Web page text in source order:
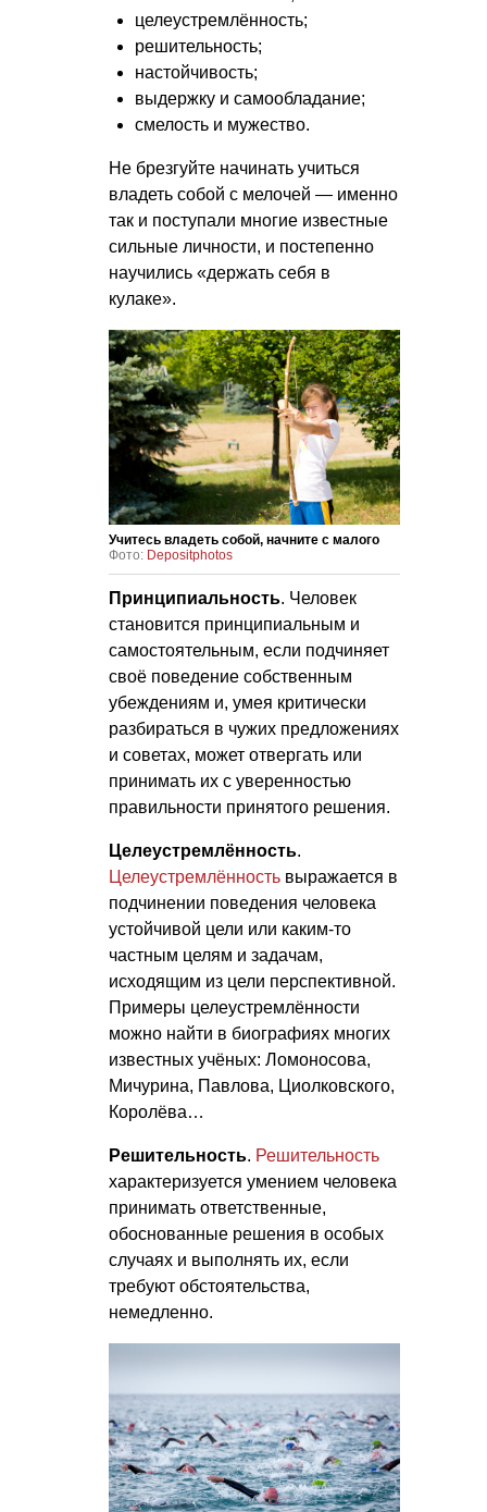
целеустремлённость;
решительность;
настойчивость;
выдержку и самообладание;
смелость и мужество.
Не брезгуйте начинать учиться
владеть собой с мелочей — именно
так и поступали многие известные
сильные личности, и постепенно
научились «держать себя в
кулаке».
Учитесь владеть собой, начните с малого
Фото: Depositphotos
Принципиальность. Человек
становится принципиальным и
самостоятельным, если подчиняет
своё поведение собственным
убеждениям и, умея критически
разбираться в чужих предложениях
и советах, может отвергать или
принимать их с уверенностью
правильности принятого решения.
Целеустремлённость.
Целеустремлённость выражается в
подчинении поведения человека
устойчивой цели или каким-то
частным целям и задачам,
исходящим из цели перспективной.
Примеры целеустремлённости
можно найти в биографиях многих
известных учёных: Ломоносова,
Мичурина, Павлова, Циолковского,
Королёва…
Решительность. Решительность
характеризуется умением человека
принимать ответственные,
обоснованные решения в особых
случаях и выполнять их, если
требуют обстоятельства,
немедленно.